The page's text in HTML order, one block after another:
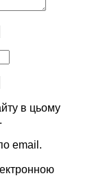
в цьому
email.